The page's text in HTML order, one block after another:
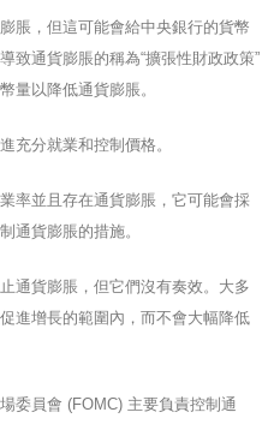
脹，但這可能會給中央銀行的貨幣
致通貨膨脹的稱為“擴張性財政政策”
量以降低通貨膨脹。
充分就業和控制價格。
率並且存在通貨膨脹，它可能會採
通貨膨脹的措施。
通貨膨脹，但它們沒有奏效。大多
進增長的範圍內，而不會大幅降低
委員會 (FOMC) 主要負責控制通